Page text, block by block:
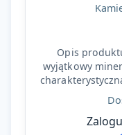
Opis
wyjątkowy